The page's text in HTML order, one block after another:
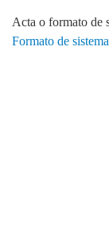
Acta o formato de
Formato de